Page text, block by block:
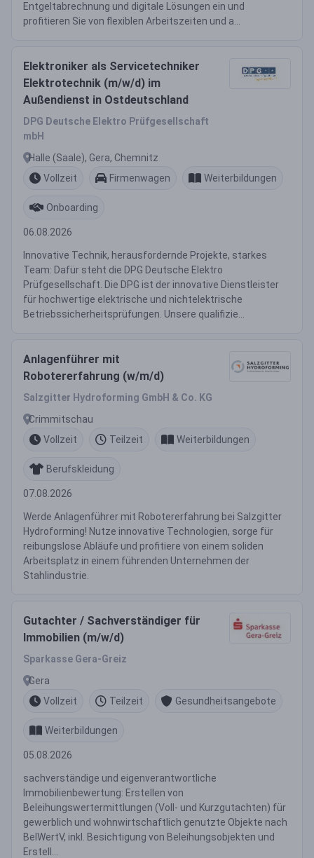
Entgeltabrechnung und digitale Lösungen ein und
profitieren Sie von flexiblen Arbeitszeiten und a...
Elektroniker als Servicetechniker
Elektrotechnik (m/w/d) im
Außendienst in Ostdeutschland
DPG Deutsche Elektro Prüfgesellschaft
mbH
Halle (Saale), Gera, Chemnitz
Vollzeit
Firmenwagen Weiterbildungen
Onboarding
06.08.2026
Innovative Technik, herausfordernde Projekte, starkes
Team: Dafür steht die DPG Deutsche Elektro
Prüfgesellschaft. Die DPG ist der innovative Dienstleister
für hochwertige elektrische und nichtelektrische
Betriebssicherheitsprüfungen. Unsere qualifizie...
Anlagenführer mit
Robotererfahrung (w/m/d)
Salzgitter Hydroforming GmbH & Co. KG
Crimmitschau
Vollzeit
Teilzeit Weiterbildungen
Berufskleidung
07.08.2026
Werde Anlagenführer mit Robotererfahrung bei Salzgitter
Hydroforming! Nutze innovative Technologien, sorge für
reibungslose Abläufe und profitiere von einem soliden
Arbeitsplatz in einem führenden Unternehmen der
Stahlindustrie.
Gutachter / Sachverständiger für
Immobilien (m/w/d)
Sparkasse Gera-Greiz
Gera
Vollzeit
Teilzeit Gesundheitsangebote
Weiterbildungen
05.08.2026
sachverständige und eigenverantwortliche
Immobilienbewertung: Erstellen von
Beleihungswertermittlungen (Voll- und Kurzgutachten) für
gewerblich und wohnwirtschaftlich genutzte Objekte nach
BelWertV, inkl. Besichtigung von Beleihungsobjekten und
Erstell...